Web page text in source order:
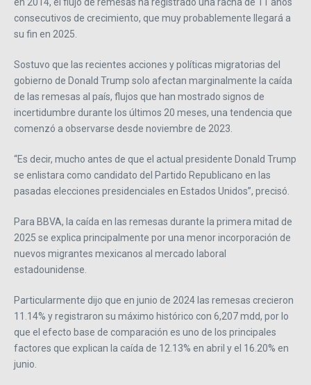
consecutivos de crecimiento, que muy probablemente llegará a
su fin en 2025.
Sostuvo que las recientes acciones y políticas migratorias del
gobierno de Donald Trump solo afectan marginalmente la caída
de las remesas al país, flujos que han mostrado signos de
incertidumbre durante los últimos 20 meses, una tendencia que
comenzó a observarse desde noviembre de 2023.
“Es decir, mucho antes de que el actual presidente Donald Trump
se enlistara como candidato del Partido Republicano en las
pasadas elecciones presidenciales en Estados Unidos”, precisó.
Para BBVA, la caída en las remesas durante la primera mitad de
2025 se explica principalmente por una menor incorporación de
nuevos migrantes mexicanos al mercado laboral
estadounidense.
Particularmente dijo que en junio de 2024 las remesas crecieron
11.14% y registraron su máximo histórico con 6,207 mdd, por lo
que el efecto base de comparación es uno de los principales
factores que explican la caída de 12.13% en abril y el 16.20% en
junio.